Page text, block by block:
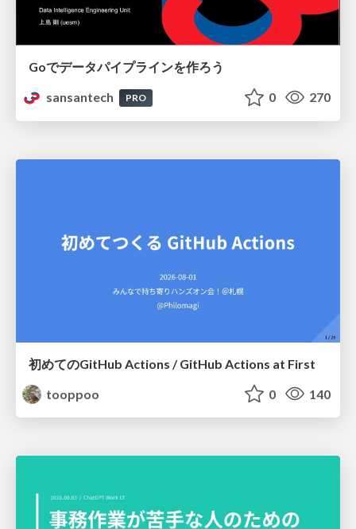
Goでデータパイプラインを作ろう
sansantech
PRO 0 270
初めてのGitHub Actions / GitHub Actions at First
tooppoo
0 140